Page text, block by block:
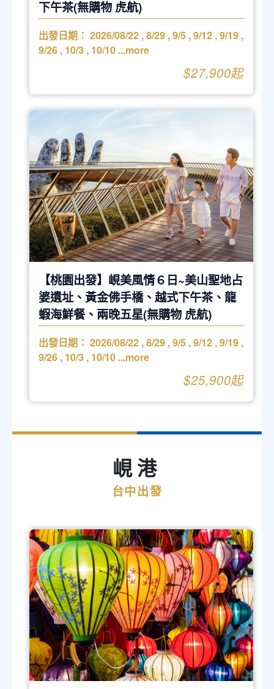
下午茶(無購物 虎航)
出發日期：2026/08/22 ,8/29 ,9/5 ,9/12 ,9/19 ,
9/26 , 10/3 , 10/10 ...more
$27,900起
【桃園出發】峴美風情６日~美山聖地占
婆遺址、黃金佛手橋、越式下午茶、龍
蝦海鮮餐、兩晚五星(無購物 虎航)
出發日期：2026/08/22 ,8/29 ,9/5 ,9/12 ,9/19 ,
9/26 , 10/3 , 10/10 ...more
$25,900起
峴港
台中出發